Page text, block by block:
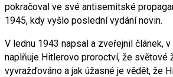
pokračoval ve své antisemitské
1945, kdy vyšlo poslední vydání novin.
V lednu 1943 napsal a zveřejnil článek,
naplňuje Hitlerovo proroctví, že světové
vyvražďováno a jak úžasné je vědět, že